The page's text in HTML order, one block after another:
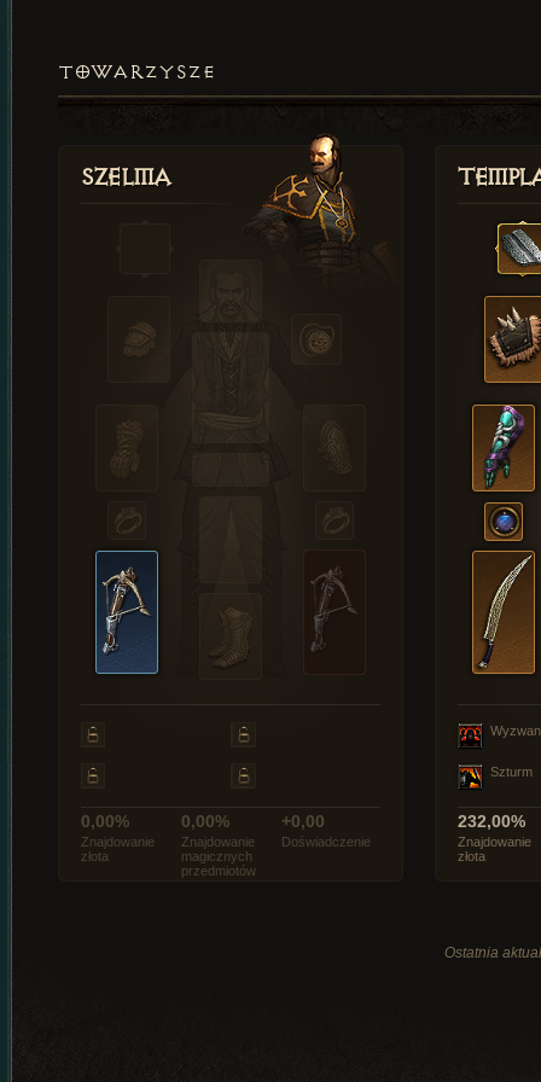
TOWARZYSZE
Szelma
0,00%
Znajdowanie
złota
0,00%
Znajdowanie
magicznych
przedmiotów
+0,00
Doświadczenie
Szturm
232,00%
Znajdowanie
złota
Ostatnia